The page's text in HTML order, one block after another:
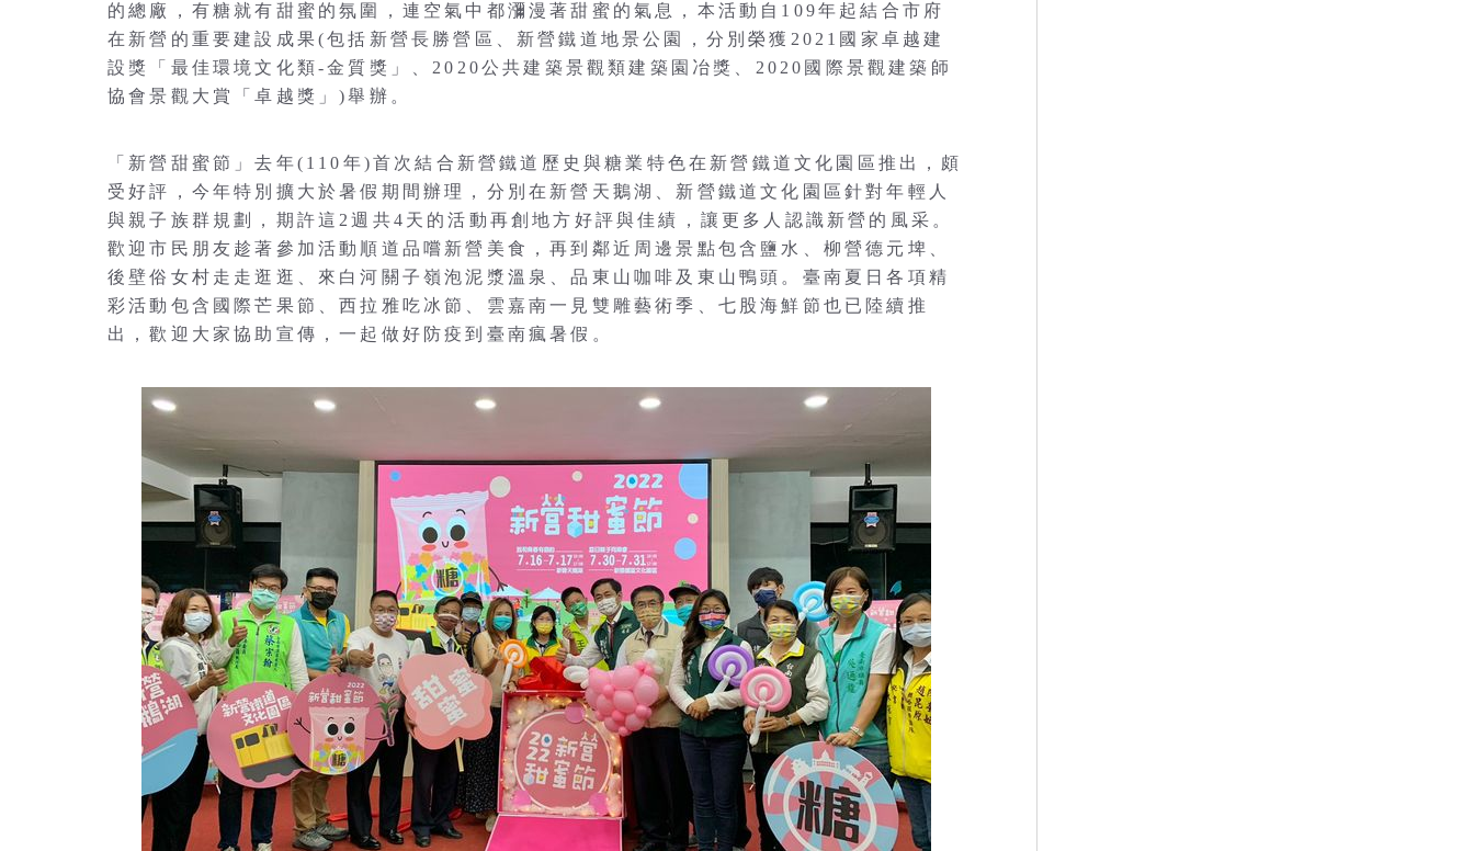
的總廠，有糖就有甜蜜的氛圍，連空氣中都瀰漫著甜蜜的氣息，本活動自109年起結合市府
在新營的重要建設成果(包括新營長勝營區、新營鐵道地景公園，分別榮獲2021國家卓越建
設獎「最佳環境文化類-金質獎」、2020公共建築景觀類建築園冶獎、2020國際景觀建築師
協會景觀大賞「卓越獎」)舉辦。
「新營甜蜜節」去年(110年)首次結合新營鐵道歷史與糖業特色在新營鐵道文化園區推出，頗
受好評，今年特別擴大於暑假期間辦理，分別在新營天鵝湖、新營鐵道文化園區針對年輕人
與親子族群規劃，期許這2週共4天的活動再創地方好評與佳績，讓更多人認識新營的風采。
歡迎市民朋友趁著參加活動順道品嚐新營美食，再到鄰近周邊景點包含鹽水、柳營德元埤、
後壁俗女村走走逛逛、來白河關子嶺泡泥漿溫泉、品東山咖啡及東山鴨頭。臺南夏日各項精
彩活動包含國際芒果節、西拉雅吃冰節、雲嘉南一見雙雕藝術季、七股海鮮節也已陸續推
出，歡迎大家協助宣傳，一起做好防疫到臺南瘋暑假。